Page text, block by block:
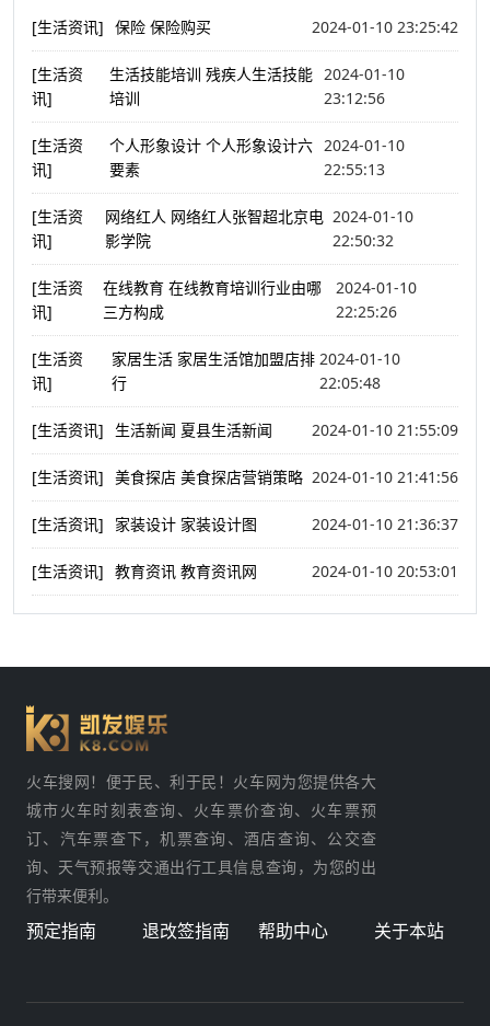
[生活资讯] 保险 保险购买 2024-01-10 23:25:42
[生活资
讯]
生活技能培训 残疾人生活技能
培训
2024-01-10
23:12:56
[生活资
讯]
个人形象设计 个人形象设计六
要素
2024-01-10
22:55:13
[生活资
讯]
网络红人 网络红人张智超北京电
影学院
2024-01-10
22:50:32
[生活资
讯]
在线教育 在线教育培训行业由哪
三方构成
2024-01-10
22:25:26
[生活资
讯]
家居生活 家居生活馆加盟店排
行
2024-01-10
22:05:48
[生活资讯] 生活新闻 夏县生活新闻 2024-01-10 21:55:09
[生活资讯] 美食探店 美食探店营销策略 2024-01-10 21:41:56
[生活资讯] 家装设计 家装设计图 2024-01-10 21:36:37
[生活资讯] 教育资讯 教育资讯网 2024-01-10 20:53:01
火车搜网！便于民、利于民！火车网为您提供各大
城市火车时刻表查询、火车票价查询、火车票预
订、汽车票查下，机票查询、酒店查询、公交查
询、天气预报等交通出行工具信息查询，为您的出
行带来便利。
预定指南 退改签指南 帮助中心 关于本站